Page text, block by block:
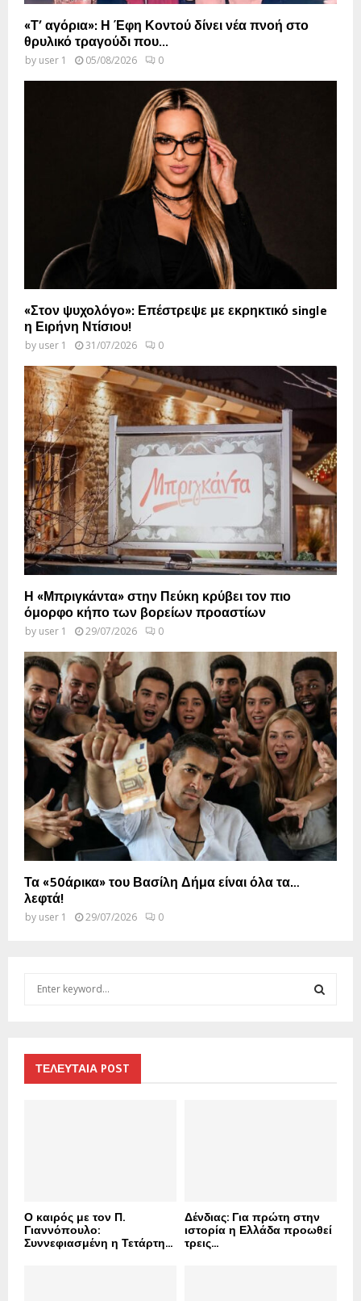
«Τ’ αγόρια»: Η Έφη Κοντού δίνει νέα πνοή στο
θρυλικό τραγούδι που...
by user 1 05/08/2026 0
«Στον ψυχολόγο»: Επέστρεψε με εκρηκτικό single
η Ειρήνη Ντίσιου!
by user 1 31/07/2026 0
Η «Μπριγκάντα» στην Πεύκη κρύβει τον πιο
όμορφο κήπο των βορείων προαστίων
by user 1 29/07/2026 0
Τα «50άρικα» του Βασίλη Δήμα είναι όλα τα…
λεφτά!
by user 1 29/07/2026 0
f
ΤΕΛΕΥΤΑΙΑ POST
Ο καιρός με τον Π.
Γιαννόπουλο:
Συννεφιασμένη η Τετάρτη...
Δένδιας: Για πρώτη στην
ιστορία η Ελλάδα προωθεί
τρεις...